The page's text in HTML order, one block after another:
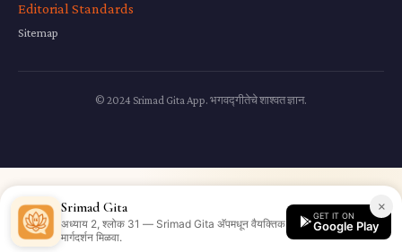
Editorial Standards
Sitemap
© 2024 Srimad Gita App. भगवद्गीतेचे शाश्वत ज्ञान.
×
Srimad Gita
अध्याय 2, श्लोक 31 — Srimad Gita अ‍ॅपमधून वैयक्तिक
मार्गदर्शन मिळवा.
GET IT ON
Google Play